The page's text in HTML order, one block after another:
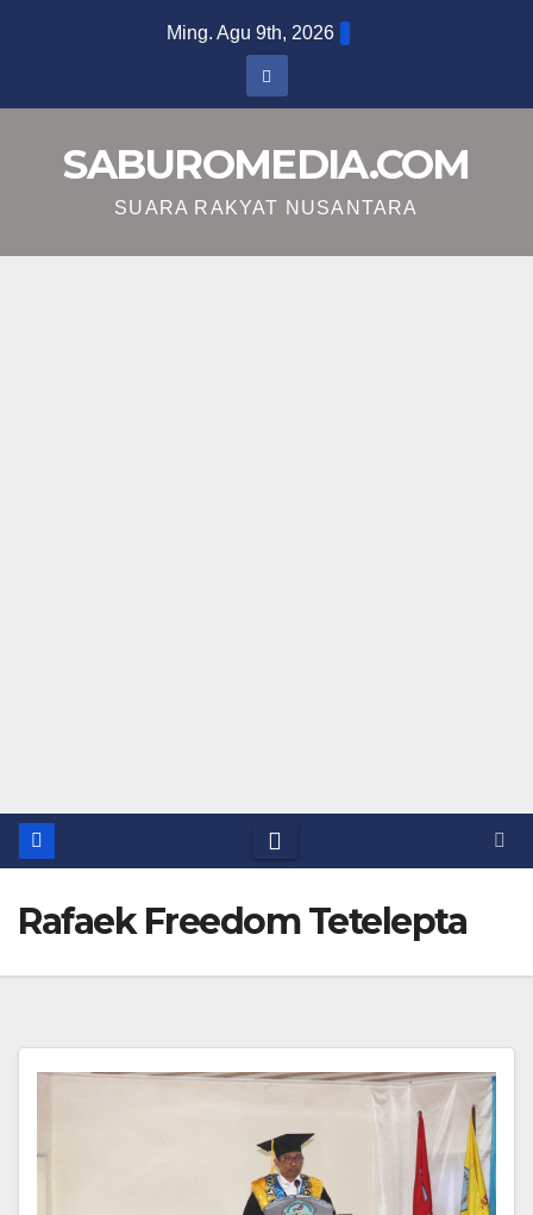
Ming. Agu 9th, 2026
SABUROMEDIA.COM
SUARA RAKYAT NUSANTARA
Rafaek Freedom Tetelepta